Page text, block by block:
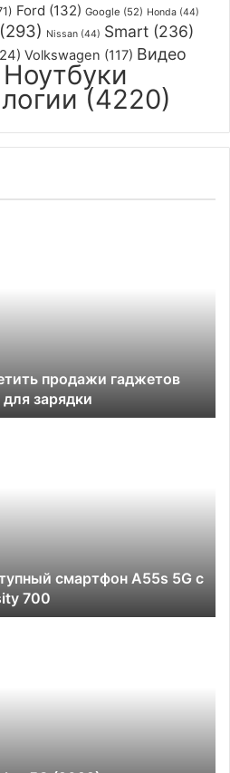
Ford (132) Google (52) Honda (44)
(293) Nissan (44) Smart (236)
Volkswagen (117) Видео
Ноутбуки
(4220)
продажи гаджетов
зарядки
смартфон A55s 5G с
700